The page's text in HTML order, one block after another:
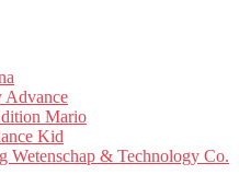
Advance
Mario
Kid
Wetenschap & Technology Co.